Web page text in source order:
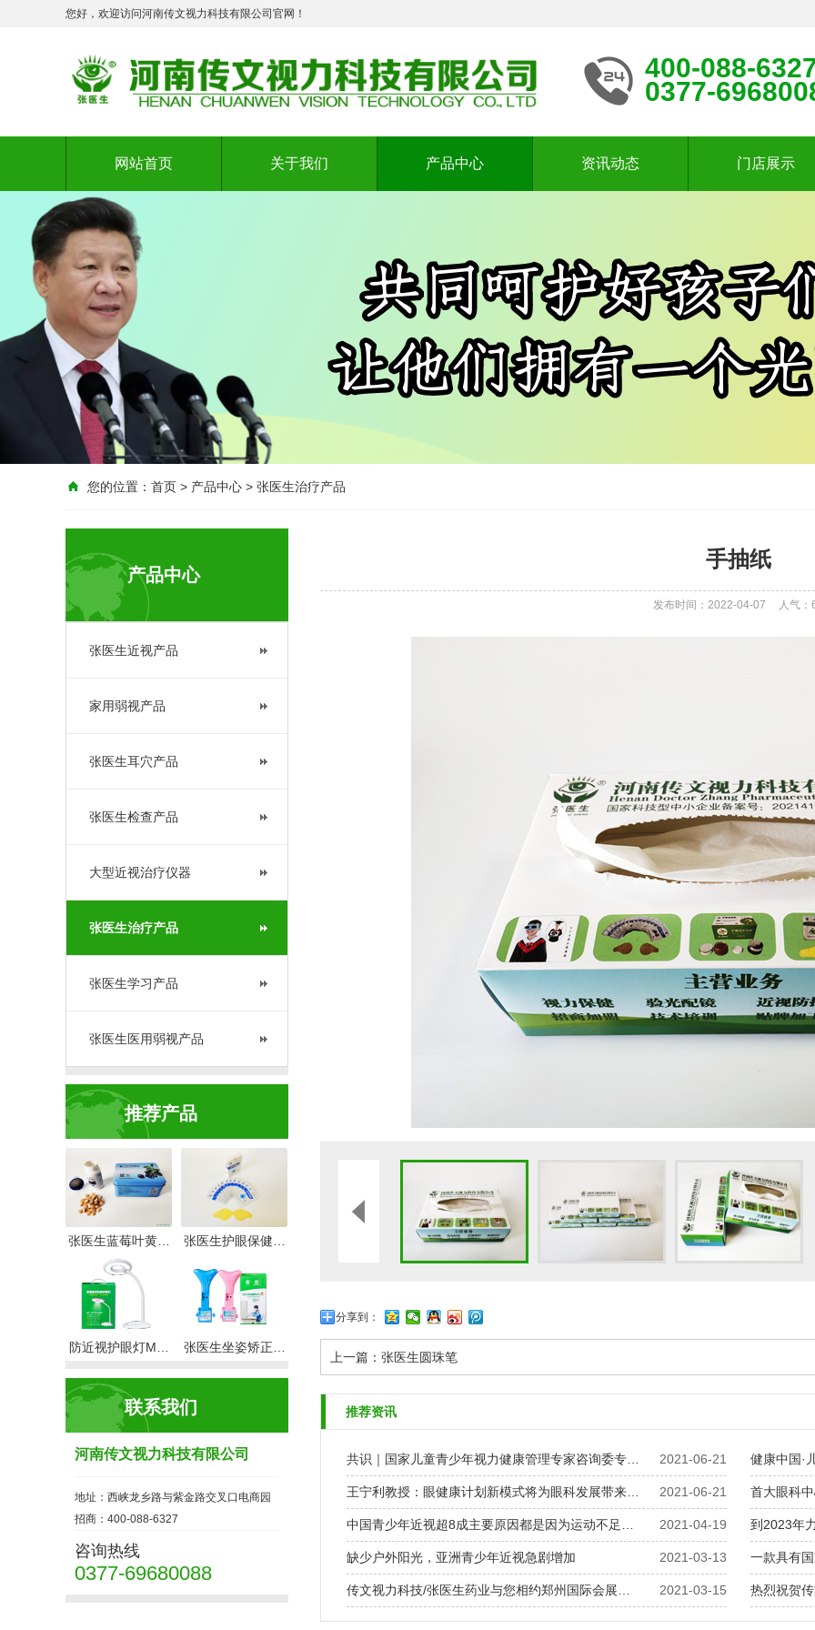
您好，欢迎访问河南传文视力科技有限公司官网！
400-088-
0377-
网站首页 关于我们 产品中心 资讯动态 门店展示
您的位置： 首页 > 产品中心 > 张医生治疗产品
产品中心
张医生近视产品
家用弱视产品
张医生耳穴产品
张医生检查产品
大型近视治疗仪器
张医生治疗产品
张医生学习产品
张医生医用弱视产品
推荐产品
张医生蓝莓叶黄… 张医生护眼保健…
防近视护眼灯M… 张医生坐姿矫正…
联系我们
河南传文视力科技有限公司
地址：西峡龙乡路与紫金路交叉口电商园
招商：400-088-6327
咨询热线
0377-69680088
手抽纸
发布时间：2022-04-07 人气：
分享到：
上一篇： 张医生圆珠笔
推荐资讯
2021-06-21
共识｜国家儿童青少年视力健康管理专家咨询委专… 健康中国·
2021-06-21
王宁利教授：眼健康计划新模式将为眼科发展带来… 首大眼科
2021-04-19
中国青少年近视超8成主要原因都是因为运动不足… 到2023年
2021-03-13
缺少户外阳光，亚洲青少年近视急剧增加 一款具有
2021-03-15
传文视力科技/张医生药业与您相约郑州国际会展… 热烈祝贺